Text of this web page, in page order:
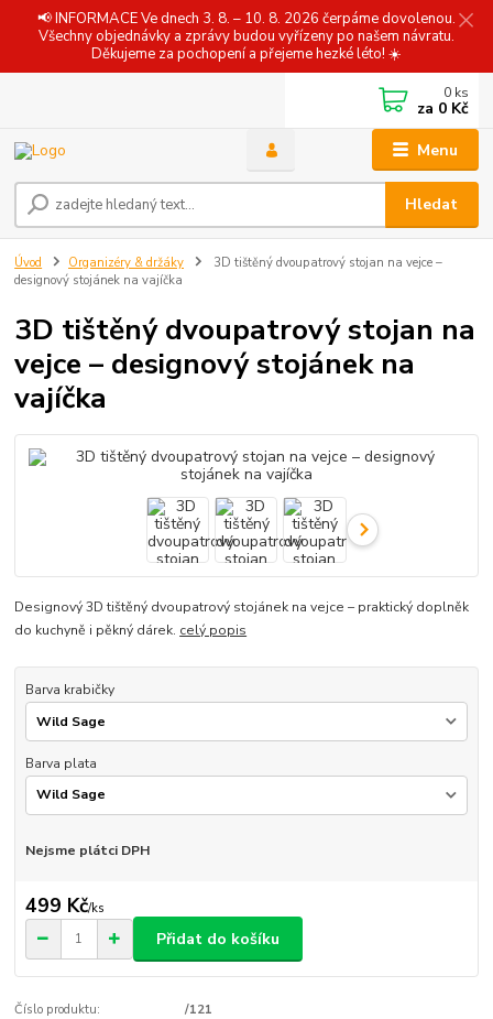
📢 INFORMACE Ve dnech 3. 8. – 10. 8. 2026 čerpáme dovolenou.
Všechny objednávky a zprávy budou vyřízeny po našem návratu.
Děkujeme za pochopení a přejeme hezké léto! ☀️
Menu
Hledat
0 ks
za 0 Kč
Úvod Organizéry & držáky
3D tištěný dvoupatrový stojan na vejce –
designový stojánek na vajíčka
3D tištěný dvoupatrový stojan na
vejce – designový stojánek na
vajíčka
Designový 3D tištěný dvoupatrový stojánek na vejce – praktický doplněk
do kuchyně i pěkný dárek. celý popis
Barva krabičky
Barva plata
Nejsme plátci DPH
499 Kč/ks
Přidat do košíku
Číslo produktu: /121